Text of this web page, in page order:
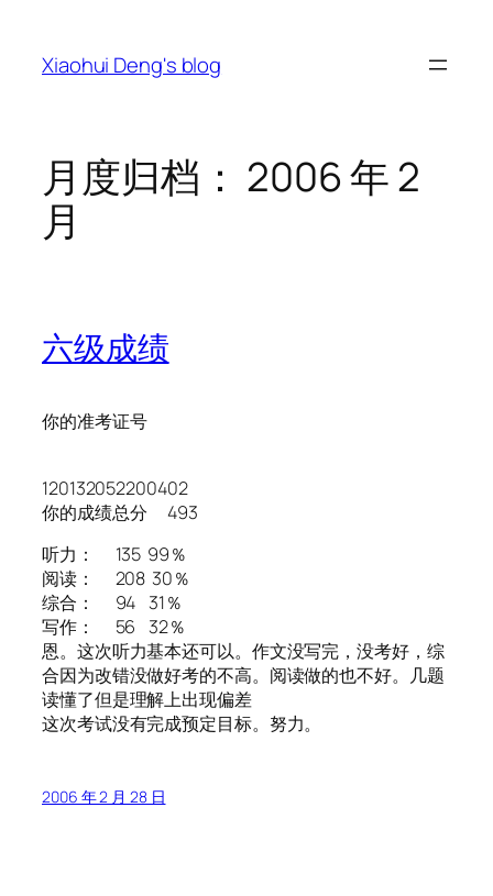
Xiaohui Deng's blog
月度归档： 2006 年 2
月
六级成绩
你的准考证号
120132052200402
你的成绩总分 493
听力： 135 99％
阅读： 208 30％
综合： 94 31％
写作： 56 32％
恩。这次听力基本还可以。作文没写完，没考好，综
合因为改错没做好考的不高。阅读做的也不好。几题
读懂了但是理解上出现偏差
这次考试没有完成预定目标。努力。
2006 年 2 月 28 日